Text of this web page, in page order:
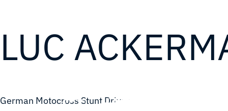
LUC
German Motocross Stunt Driver